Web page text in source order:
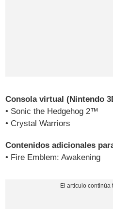
Consola virtual (Nintendo
• Sonic the Hedgehog 2™
• Crystal Warriors
Contenidos adicionales
• Fire Emblem: Awakening